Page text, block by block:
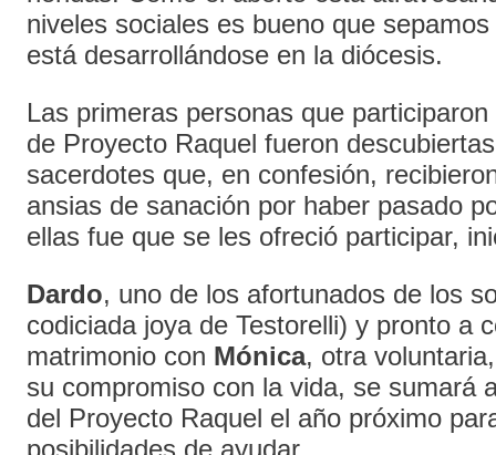
niveles sociales es bueno que
está desarrollándose en la diócesis.
Las primeras personas que
de Proyecto Raquel fueron
sacerdotes que, en confesión,
ansias de sanación por haber pasado
ellas fue que se les ofreció participar,
Dardo, uno de los afortunados de los
codiciada joya de Testorelli) y pronto a
matrimonio con Mónica, otra
su compromiso con la vida, se sumará
del Proyecto Raquel el año próximo
posibilidades de ayudar.